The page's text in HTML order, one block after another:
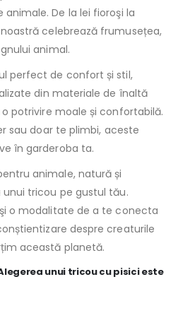
De la lei fioroşi la
celebrează frumusețea,
animal.
perfect de confort și stil,
din materiale de înaltă
potrivire moale și confortabilă.
sau doar te plimbi, aceste
în garderoba ta.
animale, natură și
tricou pe gustul tău.
o modalitate de a te conecta
despre creaturile
această planetă.
unui tricou cu pisici este